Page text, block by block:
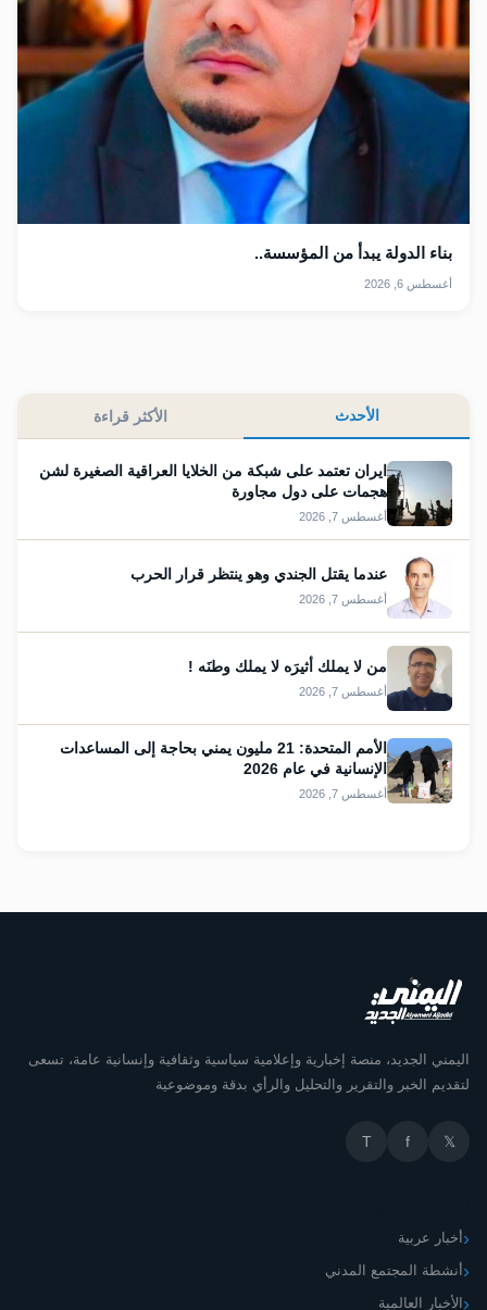
بناء الدولة يبدأ من المؤسسة..
أغسطس 6, 2026
الأحدث الأكثر قراءة
ايران تعتمد على شبكة من الخلايا العراقية الصغيرة لشن
هجمات على دول مجاورة
أغسطس 7, 2026
عندما يقتل الجندي وهو ينتظر قرار الحرب
أغسطس 7, 2026
من لا يملك أثيرَه لا يملك وطنَه !
أغسطس 7, 2026
الأمم المتحدة: 21 مليون يمني بحاجة إلى المساعدات
الإنسانية في عام 2026
أغسطس 7, 2026
اليمني الجديد، منصة إخبارية وإعلامية سياسية وثقافية وإنسانية عامة، تسعى
لتقديم الخبر والتقرير والتحليل والرأي بدقة وموضوعية
𝕏
f
T
أخبار عربية
أنشطة المجتمع المدني
الأخبار العالمية